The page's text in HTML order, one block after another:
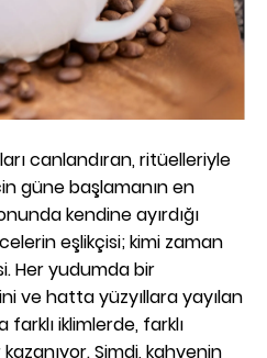
canlandıran, ritüelleriyle
güne başlamanın en
kendine ayırdığı
eşlikçisi; kimi zaman
Her yudumda bir
ve hatta yüzyıllara yayılan
iklimlerde, farklı
Şimdi, kahvenin